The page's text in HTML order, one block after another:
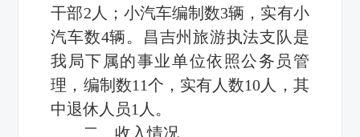
干部2人；小汽车编制数3辆，实有小
汽车数4辆。昌吉州旅游执法支队是
我局下属的事业单位依照公务员管
理，编制数11个，实有人数10人，其
中退休人员1人。
二、收入情况